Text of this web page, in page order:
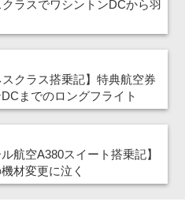
ラスでワシントンDCから羽
スクラス搭乗記】特典航空券
までのロングフライト
ル航空A380スイート搭乗記】
材変更に泣く